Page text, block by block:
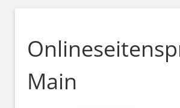
Main